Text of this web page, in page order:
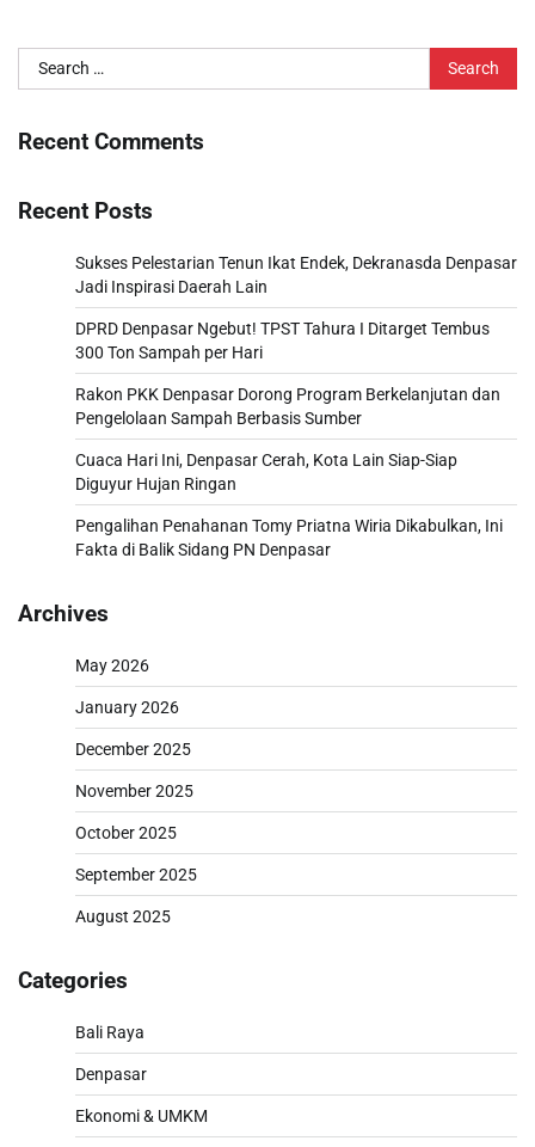
Search
for:
Recent Comments
Recent Posts
Sukses Pelestarian Tenun Ikat Endek, Dekranasda Denpasar
Jadi Inspirasi Daerah Lain
DPRD Denpasar Ngebut! TPST Tahura I Ditarget Tembus
300 Ton Sampah per Hari
Rakon PKK Denpasar Dorong Program Berkelanjutan dan
Pengelolaan Sampah Berbasis Sumber
Cuaca Hari Ini, Denpasar Cerah, Kota Lain Siap-Siap
Diguyur Hujan Ringan
Pengalihan Penahanan Tomy Priatna Wiria Dikabulkan, Ini
Fakta di Balik Sidang PN Denpasar
Archives
May 2026
January 2026
December 2025
November 2025
October 2025
September 2025
August 2025
Categories
Bali Raya
Denpasar
Ekonomi & UMKM